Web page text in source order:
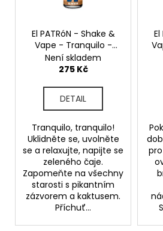
El PATRóN - Shake &
Vape - Tranquilo -
20ml
Není skladem
275 Kč
DETAIL
Tranquilo, tranquilo!
Uklidněte se, uvolněte
se a relaxujte, napijte se
zeleného čaje.
Zapomeňte na všechny
starosti s pikantním
zázvorem a kaktusem.
Příchuť...